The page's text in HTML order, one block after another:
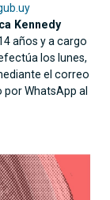
Kennedy
años y a cargo
los lunes,
el correo
por WhatsApp al